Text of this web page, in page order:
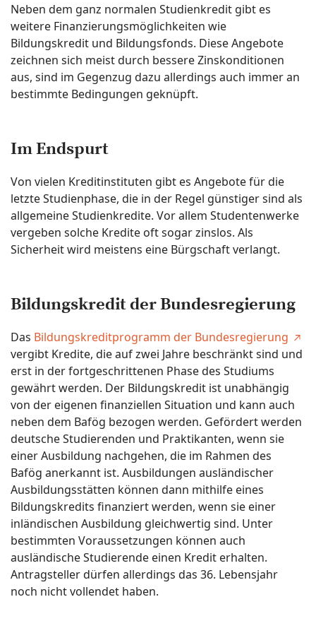
Neben dem ganz normalen Studienkredit gibt es
weitere Finanzierungsmöglichkeiten wie
Bildungskredit und Bildungsfonds. Diese Angebote
zeichnen sich meist durch bessere Zinskonditionen
aus, sind im Gegenzug dazu allerdings auch immer an
bestimmte Bedingungen geknüpft.
Im Endspurt
Von vielen Kreditinstituten gibt es Angebote für die
letzte Studienphase, die in der Regel günstiger sind als
allgemeine Studienkredite. Vor allem Studentenwerke
vergeben solche Kredite oft sogar zinslos. Als
Sicherheit wird meistens eine Bürgschaft verlangt.
Bildungskredit der Bundesregierung
Das Bildungskreditprogramm der Bundesregierung
vergibt Kredite, die auf zwei Jahre beschränkt sind und
erst in der fortgeschrittenen Phase des Studiums
gewährt werden. Der Bildungskredit ist unabhängig
von der eigenen finanziellen Situation und kann auch
neben dem Bafög bezogen werden. Gefördert werden
deutsche Studierenden und Praktikanten, wenn sie
einer Ausbildung nachgehen, die im Rahmen des
Bafög anerkannt ist. Ausbildungen ausländischer
Ausbildungsstätten können dann mithilfe eines
Bildungskredits finanziert werden, wenn sie einer
inländischen Ausbildung gleichwertig sind. Unter
bestimmten Voraussetzungen können auch
ausländische Studierende einen Kredit erhalten.
Antragsteller dürfen allerdings das 36. Lebensjahr
noch nicht vollendet haben.